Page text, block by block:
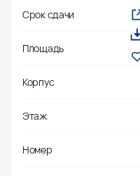
Срок сдачи
Площадь
Корпус
Этаж
Номер